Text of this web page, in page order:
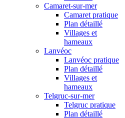
Camaret-sur-mer
Camaret pratique
Plan détaillé
Villages et
hameaux
Lanvéoc
Lanvéoc pratique
Plan détaillé
Villages et
hameaux
Telgruc-sur-mer
Telgruc pratique
Plan détaillé